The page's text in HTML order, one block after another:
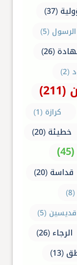
(37)
(5)
(26)
كرازة (1)
خطيئة (20)
قداسة (20)
(5)
الرجاء (26)
(13)